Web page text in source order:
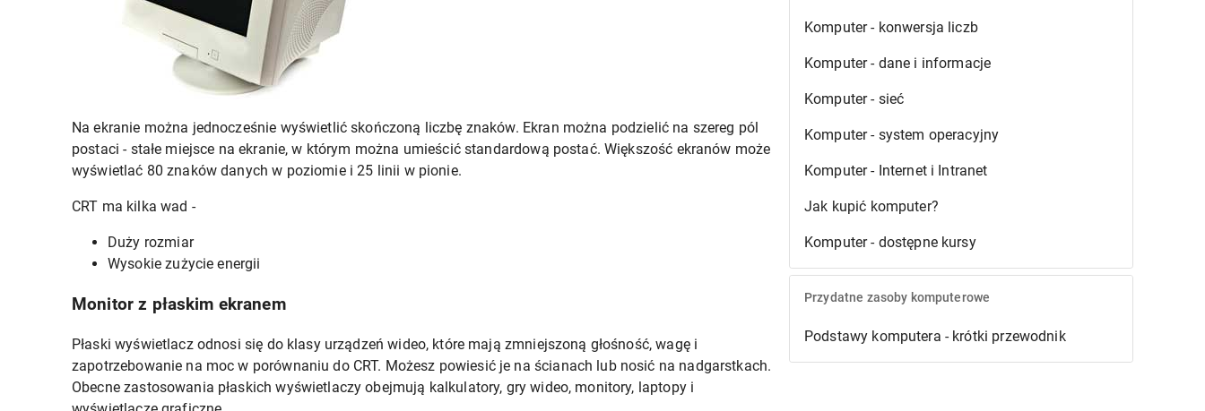
Na ekranie można jednocześnie wyświetlić skończoną liczbę znaków. Ekran można podzielić na szereg pól
postaci - stałe miejsce na ekranie, w którym można umieścić standardową postać. Większość ekranów może
wyświetlać 80 znaków danych w poziomie i 25 linii w pionie.
CRT ma kilka wad -
Duży rozmiar
Wysokie zużycie energii
Monitor z płaskim ekranem
Płaski wyświetlacz odnosi się do klasy urządzeń wideo, które mają zmniejszoną głośność, wagę i
zapotrzebowanie na moc w porównaniu do CRT. Możesz powiesić je na ścianach lub nosić na nadgarstkach.
Obecne zastosowania płaskich wyświetlaczy obejmują kalkulatory, gry wideo, monitory, laptopy i
Komputer - konwersja liczb
Komputer - dane i informacje
Komputer - sieć
Komputer - system operacyjny
Komputer - Internet i Intranet
Jak kupić komputer?
Komputer - dostępne kursy
Przydatne zasoby komputerowe
Podstawy komputera - krótki przewodnik